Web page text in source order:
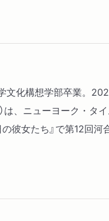
文化構想学部卒業。
は、ニューヨーク・
女たち』で第12回